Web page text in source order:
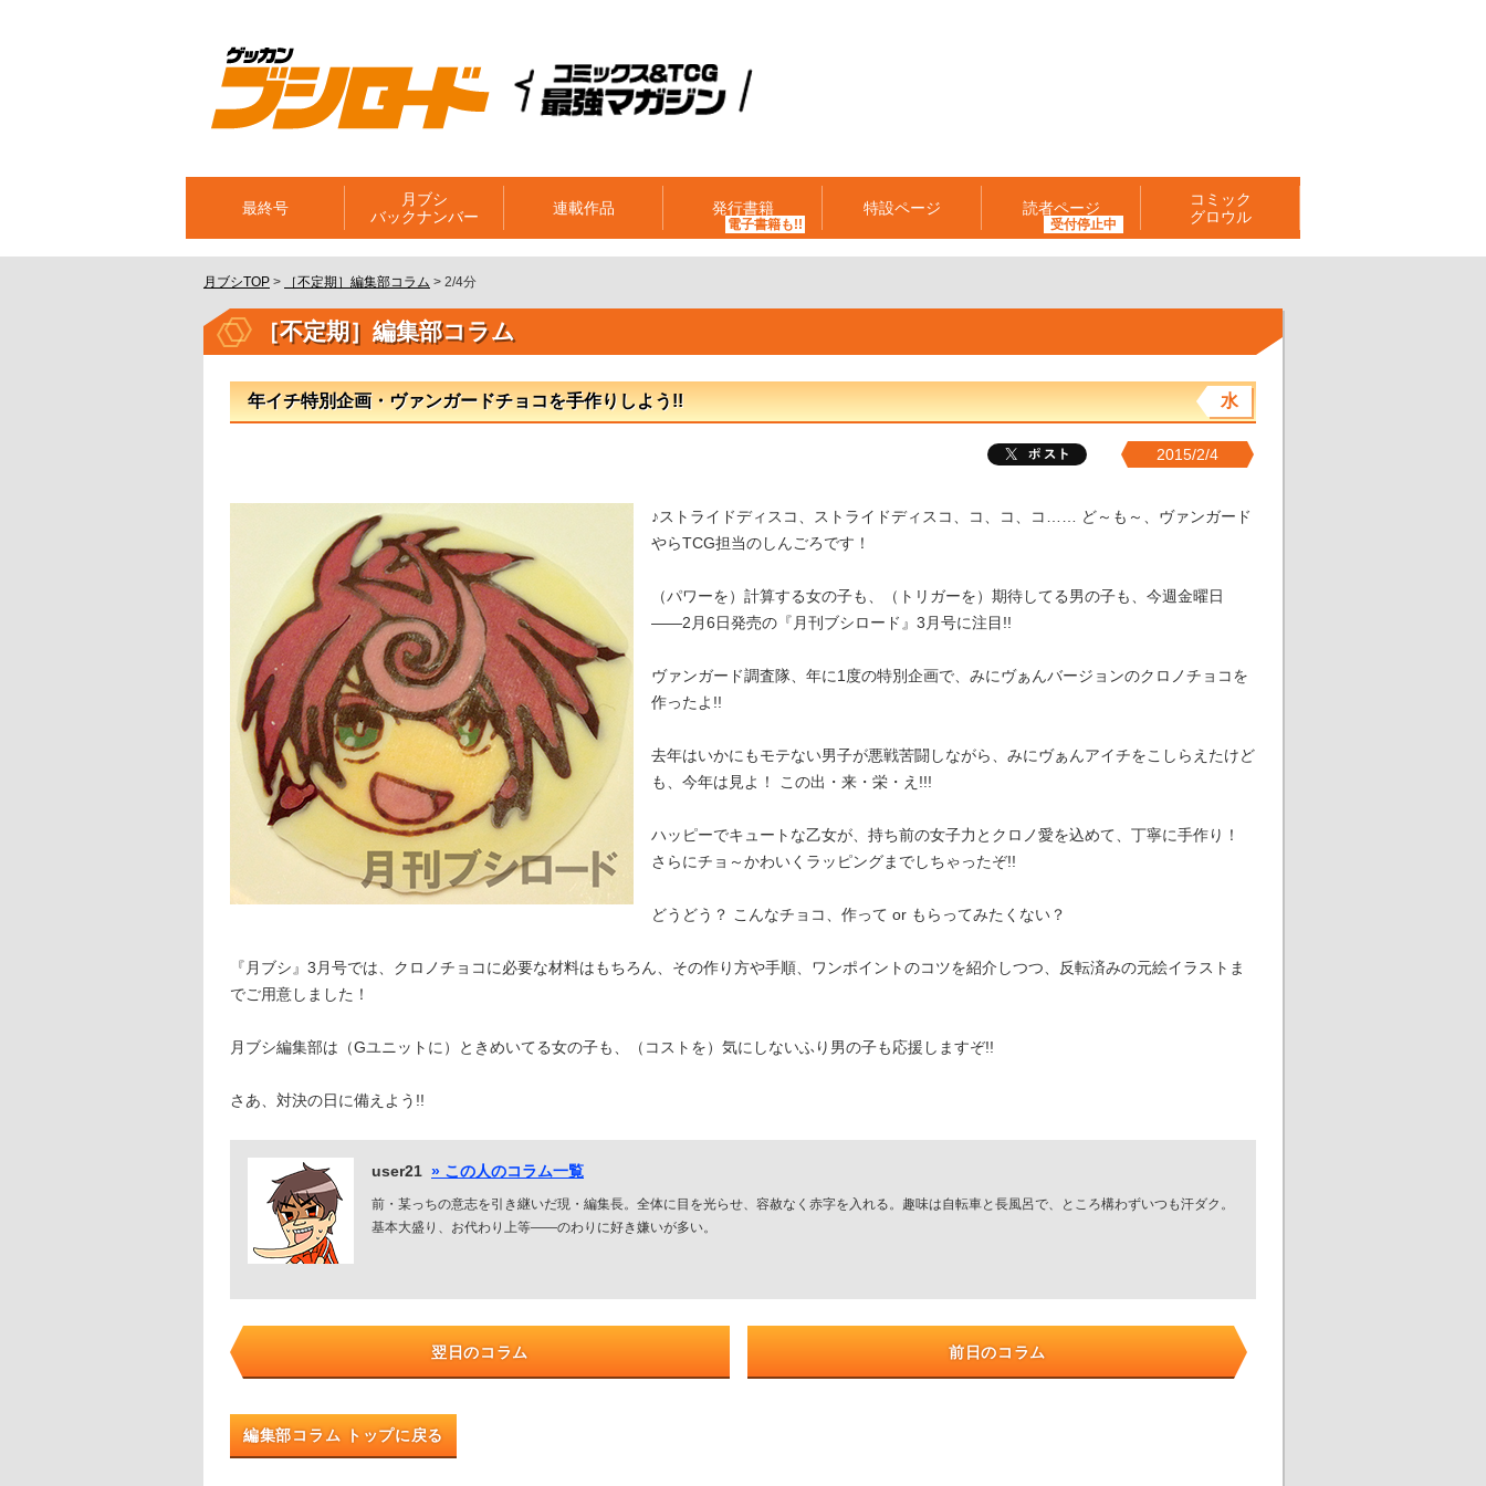
最終号
月ブシ
バックナンバー
連載作品 発行書籍 特設ページ 読者ページ
コミック
グロウル
月ブシTOP > ［不定期］編集部コラム > 2/4分
［不定期］編集部コラム
年イチ特別企画・ヴァンガードチョコを手作りしよう!! 水
2015/2/4
♪ストライドディスコ、ストライドディスコ、コ、コ、コ…… ど～も～、ヴァンガード
やらTCG担当のしんごろです！
（パワーを）計算する女の子も、（トリガーを）期待してる男の子も、今週金曜日
――2月6日発売の『月刊ブシロード』3月号に注目!!
ヴァンガード調査隊、年に1度の特別企画で、みにヴぁんバージョンのクロノチョコを
作ったよ!!
去年はいかにもモテない男子が悪戦苦闘しながら、みにヴぁんアイチをこしらえたけど
も、今年は見よ！ この出・来・栄・え!!!
ハッピーでキュートな乙女が、持ち前の女子力とクロノ愛を込めて、丁寧に手作り！
さらにチョ～かわいくラッピングまでしちゃったぞ!!
どうどう？ こんなチョコ、作って or もらってみたくない？
『月ブシ』3月号では、クロノチョコに必要な材料はもちろん、その作り方や手順、ワンポイントのコツを紹介しつつ、反転済みの元絵イラストま
でご用意しました！
月ブシ編集部は（Gユニットに）ときめいてる女の子も、（コストを）気にしないふり男の子も応援しますぞ!!
さあ、対決の日に備えよう!!
user21 » この人のコラム一覧
前・某っちの意志を引き継いだ現・編集長。全体に目を光らせ、容赦なく赤字を入れる。趣味は自転車と長風呂で、ところ構わずいつも汗ダク。
基本大盛り、お代わり上等――のわりに好き嫌いが多い。
翌日のコラム 前日のコラム
編集部コラム トップに戻る